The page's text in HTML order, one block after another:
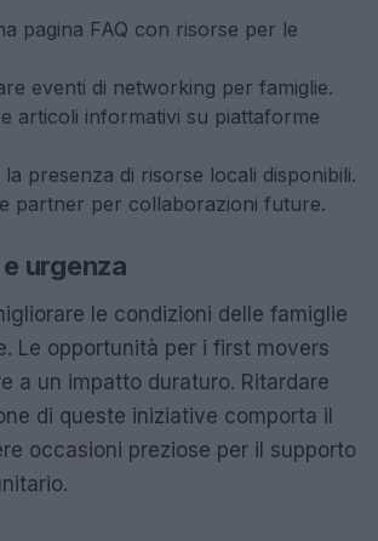
pagina FAQ con risorse per le
eventi di networking per famiglie.
articoli informativi su piattaforme
presenza di risorse locali disponibili.
partner per collaborazioni future.
urgenza
le condizioni delle famiglie
Le opportunità per i first movers
a un impatto duraturo. Ritardare
di queste iniziative comporta il
occasioni preziose per il supporto